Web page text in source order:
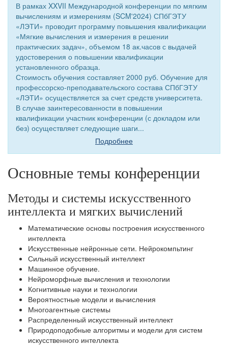
В рамках XXVII Международной конференции по мягким
вычислениям и измерениям (SCM'2024) СПбГЭТУ
«ЛЭТИ» проводит программу повышения квалификации
«Мягкие вычисления и измерения в решении
практических задач», объемом 18 ак.часов с выдачей
удостоверения о повышении квалификации
установленного образца.
Стоимость обучения составляет 2000 руб. Обучение для
профессорско-преподавательского состава СПбГЭТУ
«ЛЭТИ» осуществляется за счет средств университета.
В случае заинтересованности в повышении
квалификации участник конференции (с докладом или
без) осуществляет следующие шаги...
Подробнее
Основные темы конференции
Методы и системы искусственного
интеллекта и мягких вычислений
Математические основы построения искусственного
интеллекта
Искусственные нейронные сети. Нейрокомпьтинг
Сильный искусственный интеллект
Машинное обучение.
Нейроморфные вычисления и технологии
Когнитивные науки и технологии
Вероятностные модели и вычисления
Многоагентные системы
Распределенный искусственный интеллект
Природоподобные алгоритмы и модели для систем
искусственного интеллекта